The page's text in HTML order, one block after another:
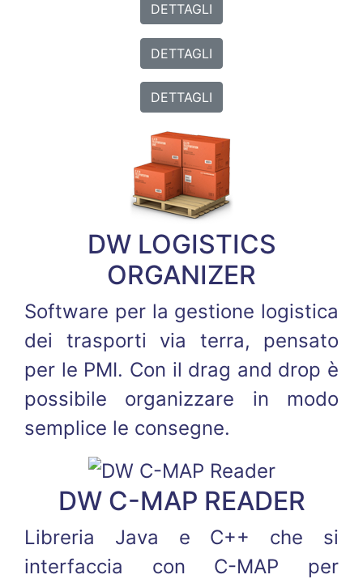
DETTAGLI
DETTAGLI
DETTAGLI
DW LOGISTICS
ORGANIZER
Software per la gestione logistica
dei trasporti via terra, pensato
per le PMI. Con il drag and drop è
possibile organizzare in modo
semplice le consegne.
DW C-MAP READER
Libreria Java e C++ che si
interfaccia con C-MAP per